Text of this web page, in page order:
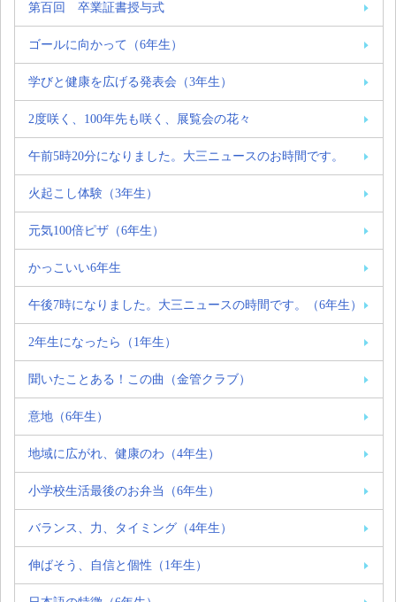
第百回 卒業証書授与式
ゴールに向かって（6年生）
学びと健康を広げる発表会（3年生）
2度咲く、100年先も咲く、展覧会の花々
午前5時20分になりました。大三ニュースのお時間です。
火起こし体験（3年生）
元気100倍ピザ（6年生）
かっこいい6年生
午後7時になりました。大三ニュースの時間です。（6年生）
2年生になったら（1年生）
聞いたことある！この曲（金管クラブ）
意地（6年生）
地域に広がれ、健康のわ（4年生）
小学校生活最後のお弁当（6年生）
バランス、力、タイミング（4年生）
伸ばそう、自信と個性（1年生）